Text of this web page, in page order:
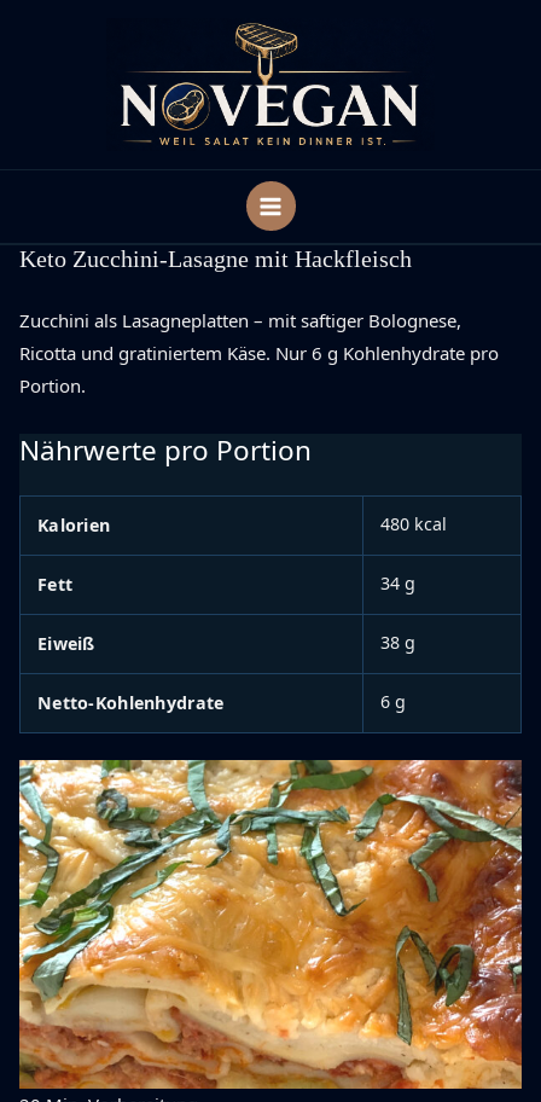
Keto Zucchini-Lasagne mit Hackfleisch
Zucchini als Lasagneplatten – mit saftiger Bolognese,
Ricotta und gratiniertem Käse. Nur 6 g Kohlenhydrate pro
Portion.
Nährwerte pro Portion
Kalorien 480 kcal
Fett 34 g
Eiweiß 38 g
Netto-Kohlenhydrate 6 g